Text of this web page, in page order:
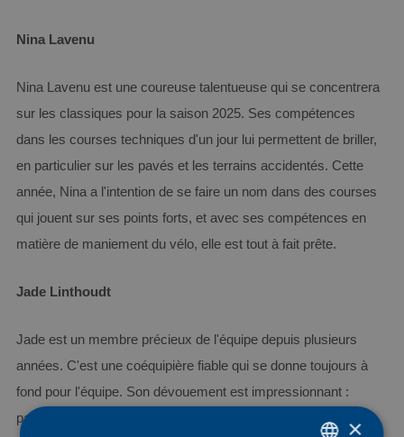
Nina Lavenu
Nina Lavenu est une coureuse talentueuse qui se concentrera
sur les classiques pour la saison 2025. Ses compétences
dans les courses techniques d'un jour lui permettent de briller,
en particulier sur les pavés et les terrains accidentés. Cette
année, Nina a l'intention de se faire un nom dans des courses
qui jouent sur ses points forts, et avec ses compétences en
matière de maniement du vélo, elle est tout à fait prête.
Jade Linthoudt
Jade est un membre précieux de l'équipe depuis plusieurs
années. C'est une coéquipière fiable qui se donne toujours à
fond pour l'équipe. Son dévouement est impressionnant :
parallèlement à sa carrière de coureuse, Jade étudie la
×